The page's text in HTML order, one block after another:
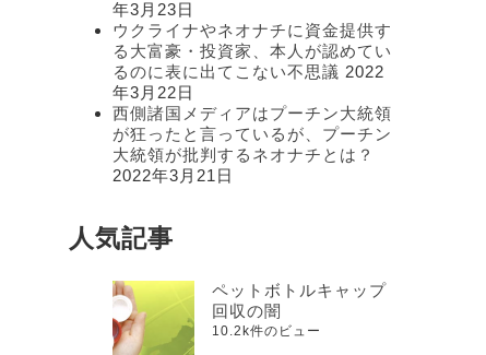
年3月23日
ウクライナやネオナチに資金提供す
る大富豪・投資家、本人が認めてい
るのに表に出てこない不思議 2022
年3月22日
西側諸国メディアはプーチン大統領
が狂ったと言っているが、プーチン
大統領が批判するネオナチとは？
2022年3月21日
人気記事
ペットボトルキャップ
回収の闇
10.2k件のビュー